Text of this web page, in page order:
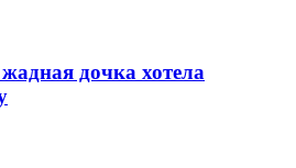
дочка хотела